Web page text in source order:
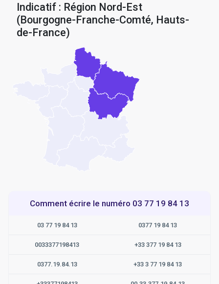
Indicatif : Région Nord-Est
(Bourgogne-Franche-Comté, Hauts-
de-France)
Comment écrire le numéro 03 77 19 84 13
03 77 19 84 13 0377 19 84 13
0033377198413 +33 377 19 84 13
0377.19.84.13 +33 3 77 19 84 13